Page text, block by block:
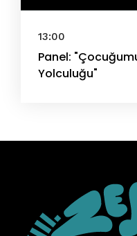
13:00
Panel:
Yolculuğu"